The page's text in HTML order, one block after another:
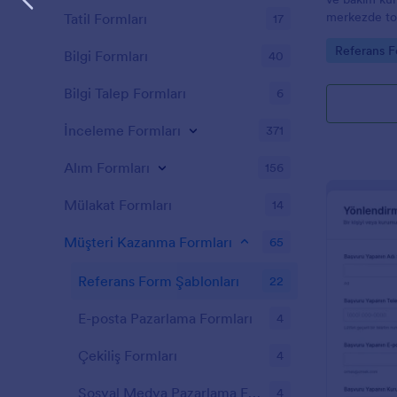
merkezde
sürecini
Go to
Referans
Tatil Formları 17
Bilgi Formları 40
Bilgi Talep Formları 6
İnceleme Formları 371
Alım Formları 156
Mülakat Formları 14
Müşteri Kazanma Formları 65
Referans Form Şablonları 22
E-posta Pazarlama Formları 4
Çekiliş Formları 4
Sosyal Medya Pazarlama Formları 4